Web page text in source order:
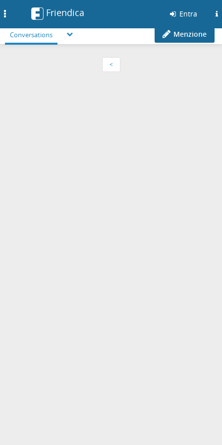
Friendica Entra
Conversations Menzione
<